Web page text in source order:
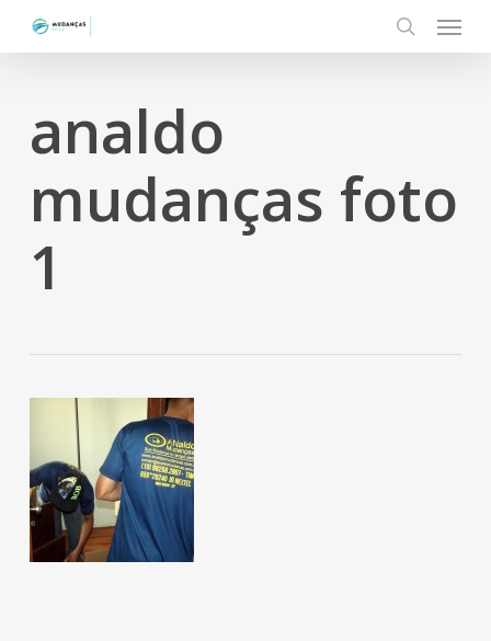
search
Menu
analdo
mudanças foto
1